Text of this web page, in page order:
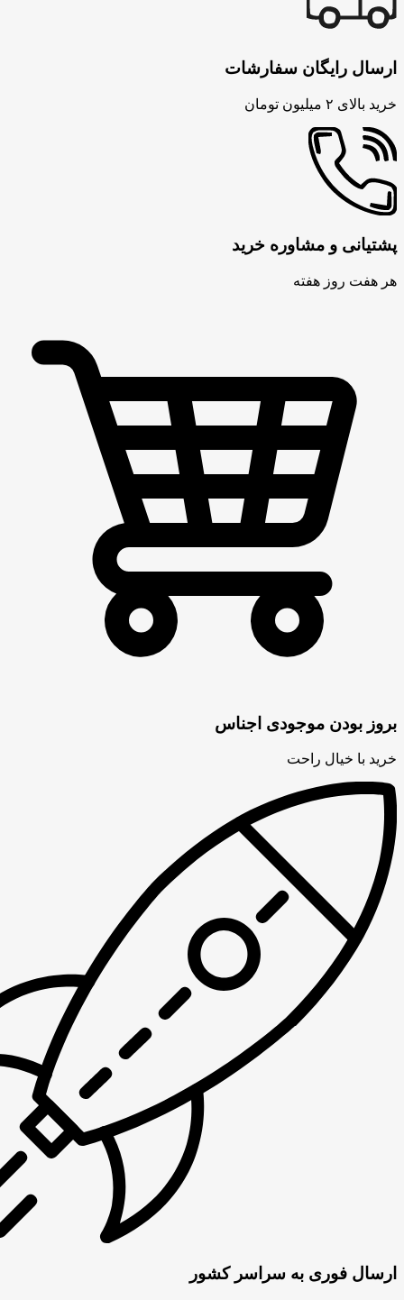
ارسال رایگان سفارشات
خرید بالای ۲ میلیون تومان
پشتیانی و مشاوره خرید
هر هفت روز هفته
بروز بودن موجودی اجناس
خرید با خیال راحت
ارسال فوری به سراسر کشور